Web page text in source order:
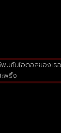
บกับไอดอลของเ
พรึง